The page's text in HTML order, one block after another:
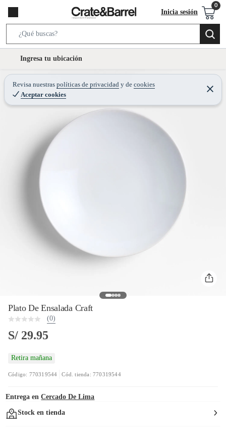
Inicia sesión
e
r
c
B
t
Ingresa tu ubicación
Revisa nuestras políticas de privacidad y de cookies
Aceptar cookies
C
r
Plato De Ensalada Craft
(0)
S/ 29.95
Retira mañana
Código: 770319544 Cód. tienda: 770319544
Entrega en Cercado De Lima
Stock en tienda